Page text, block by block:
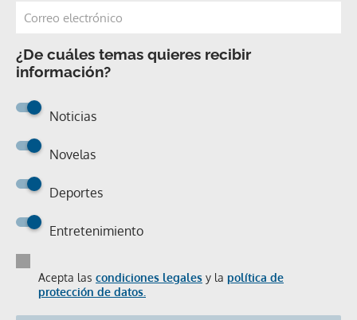
¿De cuáles temas quieres recibir
información?
Noticias
Novelas
Deportes
Entretenimiento
Acepta las condiciones legales y la política de
protección de datos.